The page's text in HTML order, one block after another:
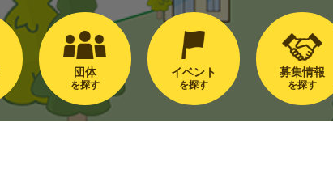
団体
を探す
イベント
を探す
募集情報
を探す